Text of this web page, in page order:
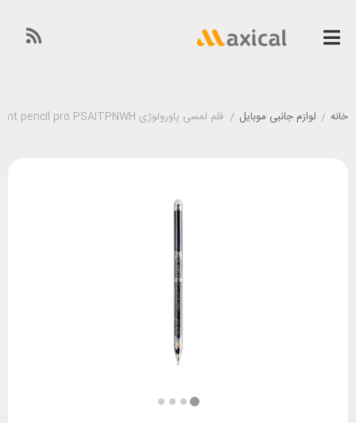
خانه / لوازم جانبی موبایل / قلم لمسی پاورولوژی Powerology Transparent pencil pro PSAITPNWH مناسب آیپد